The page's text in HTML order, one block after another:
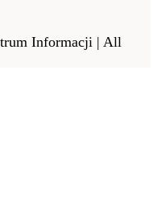
Informacji | All